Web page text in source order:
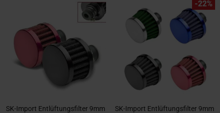
SK-Import Entlüftungsfilter 9mm
-22%
SK-Import Entlüftungsfilter 9mm